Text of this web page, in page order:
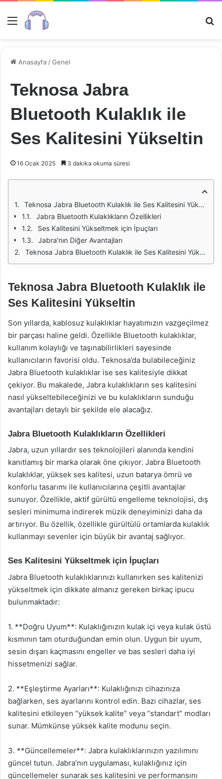
Menü
Anasayfa /Genel
Teknosa Jabra
Bluetooth Kulaklık ile
Ses Kalitesini Yükseltin
16 Ocak 2025 3 dakika okuma süresi
Teknosa Jabra Bluetooth Kulaklık ile Ses Kalitesini Yükseltin
Jabra Bluetooth Kulaklıkların Özellikleri
Ses Kalitesini Yükseltmek için İpuçları
Jabra'nın Diğer Avantajları
Teknosa Jabra Bluetooth Kulaklık ile Ses Kalitesini Yükseltin
Teknosa Jabra Bluetooth Kulaklık ile
Ses Kalitesini Yükseltin
Son yıllarda, kablosuz kulaklıklar hayatımızın vazgeçilmez
bir parçası haline geldi. Özellikle Bluetooth kulaklıklar,
kullanım kolaylığı ve taşınabilirlikleri sayesinde
kullanıcıların favorisi oldu. Teknosa’da bulabileceğiniz
Jabra Bluetooth kulaklıklar ise ses kalitesiyle dikkat
çekiyor. Bu makalede, Jabra kulaklıkların ses kalitesini
nasıl yükseltebileceğinizi ve bu kulaklıkların sunduğu
avantajları detaylı bir şekilde ele alacağız.
Jabra Bluetooth Kulaklıkların Özellikleri
Jabra, uzun yıllardır ses teknolojileri alanında kendini
kanıtlamış bir marka olarak öne çıkıyor. Jabra Bluetooth
kulaklıklar, yüksek ses kalitesi, uzun batarya ömrü ve
konforlu tasarımı ile kullanıcılarına çeşitli avantajlar
sunuyor. Özellikle, aktif gürültü engelleme teknolojisi, dış
sesleri minimuma indirerek müzik deneyiminizi daha da
artırıyor. Bu özellik, özellikle gürültülü ortamlarda kulaklık
kullanmayı sevenler için büyük bir avantaj sağlıyor.
Ses Kalitesini Yükseltmek için İpuçları
Jabra Bluetooth kulaklıklarınızı kullanırken ses kalitenizi
yükseltmek için dikkate almanız gereken birkaç ipucu
bulunmaktadır:
1. **Doğru Uyum**: Kulaklığınızın kulak içi veya kulak üstü
kısmının tam oturduğundan emin olun. Uygun bir uyum,
sesin dışarı kaçmasını engeller ve bas sesleri daha iyi
hissetmenizi sağlar.
2. **Eşleştirme Ayarları**: Kulaklığınızı cihazınıza
bağlarken, ses ayarlarını kontrol edin. Bazı cihazlar, ses
kalitesini etkileyen “yüksek kalite” veya “standart” modları
sunar. Mümkünse yüksek kalite modunu seçin.
3. **Güncellemeler**: Jabra kulaklıklarınızın yazılımını
güncel tutun. Jabra’nın uygulaması, kulaklığınız için
güncellemeler sunarak ses kalitesini ve performansını